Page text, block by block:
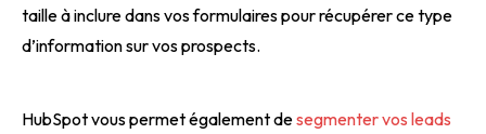
taille à inclure dans vos formulaires pour récupérer ce type
d’information sur vos prospects.
HubSpot vous permet également desegmenter vos leads